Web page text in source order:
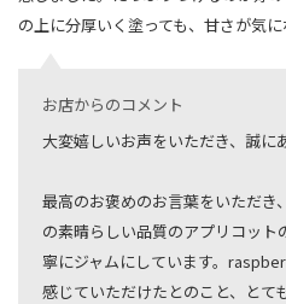
の上に分厚いく塗っても、甘さが気に
お店からのコメント
大変嬉しいお声をいただき、誠に
最高のお褒めのお言葉をいただき
の素晴らしい品質のアプリコッ
寧にジャムにしています。
感じていただけたとのこと、とて